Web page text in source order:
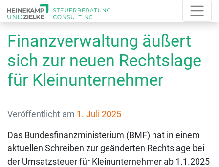
Finanzverwaltung äußert
sich zur neuen Rechtslage
für Kleinunternehmer
Veröffentlicht am 1. Juli 2025
Das Bundesfinanzministerium (BMF) hat in einem
aktuellen Schreiben zur geänderten Rechtslage bei
der Umsatzsteuer für Kleinunternehmer ab 1.1.2025